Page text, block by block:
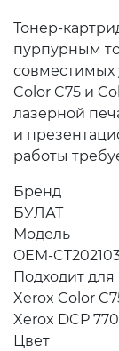
Тонер-
пурпурным
совместимых
Color C75 и
лазерной
и
работы
Бренд
БУЛАТ
Модель
OEM-
Подходит для
Xerox Color
Xerox DCP
Цвет